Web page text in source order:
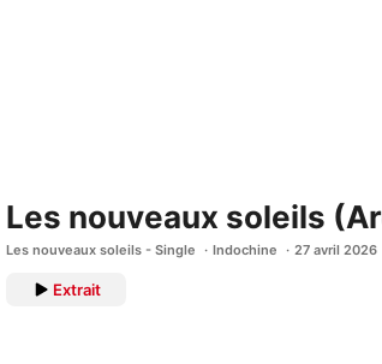
Les nouveaux soleils
Les nouveaux soleils - Single Indochine 27 avril 2026
Extrait